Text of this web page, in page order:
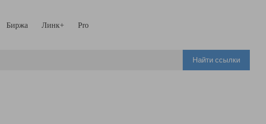
Биржа Линк+ Pro
Найти ссылки